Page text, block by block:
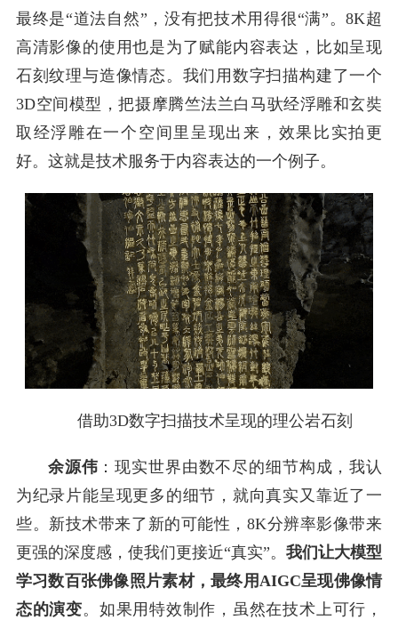
最终是“道法自然”，没有把技术用得很“满”。8K超
高清影像的使用也是为了赋能内容表达，比如呈现
石刻纹理与造像情态。我们用数字扫描构建了一个
3D空间模型，把摄摩腾竺法兰白马驮经浮雕和玄奘
取经浮雕在一个空间里呈现出来，效果比实拍更
好。这就是技术服务于内容表达的一个例子。
借助3D数字扫描技术呈现的理公岩石刻
余源伟 ：现实世界由数不尽的细节构成，我认
为纪录片能呈现更多的细节，就向真实又靠近了一
些。新技术带来了新的可能性，8K分辨率影像带来
更强的深度感，使我们更接近“真实”。我们让大模型
学习数百张佛像照片素材，最终用AIGC呈现佛像情
态的演变。如果用特效制作，虽然在技术上可行，